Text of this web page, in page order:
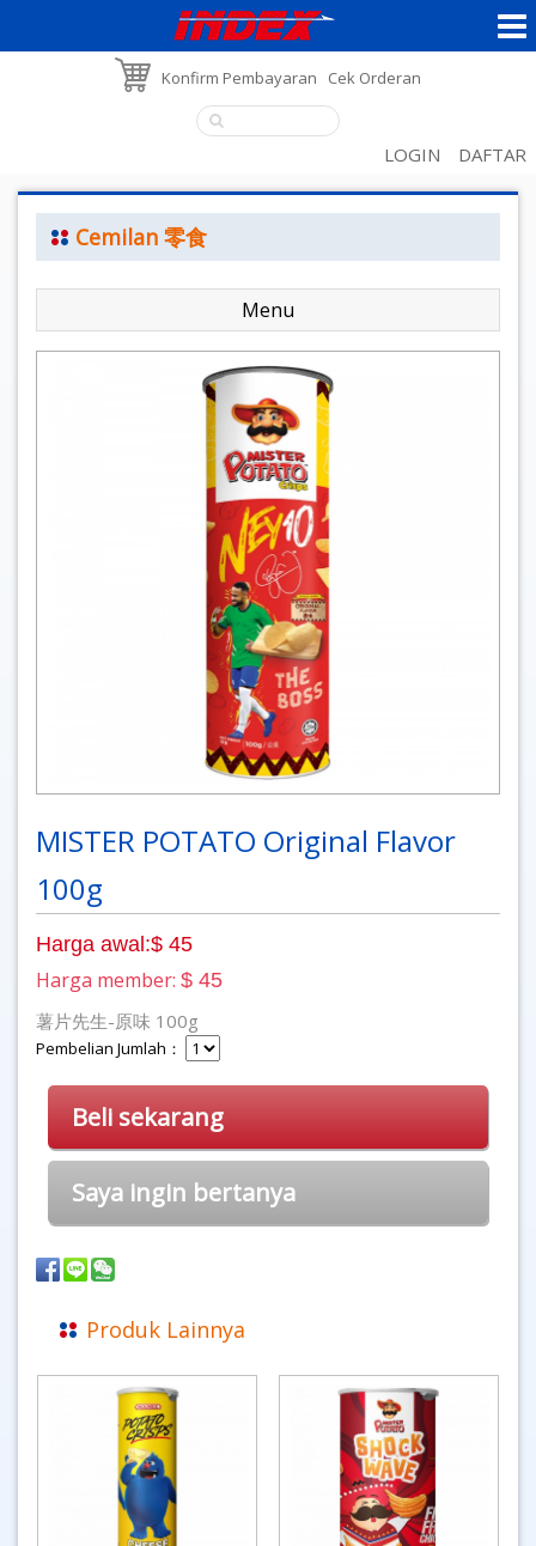
Konfirm Pembayaran Cek Orderan
LOGIN DAFTAR
Cemilan 零食
Menu
MISTER POTATO Original Flavor
100g
Harga awal:$ 45
Harga member: $ 45
薯片先生-原味 100g
Pembelian Jumlah：
Beli sekarang
Saya ingin bertanya
Produk Lainnya